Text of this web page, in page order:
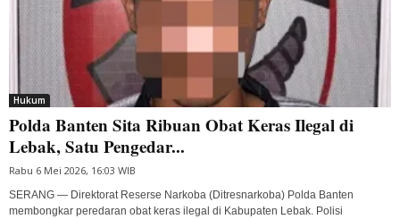
Hukum
Polda Banten Sita Ribuan Obat Keras Ilegal di
Lebak, Satu Pengedar...
Rabu 6 Mei 2026, 16:03 WIB
SERANG — Direktorat Reserse Narkoba (Ditresnarkoba) Polda Banten
membongkar peredaran obat keras ilegal di Kabupaten Lebak. Polisi